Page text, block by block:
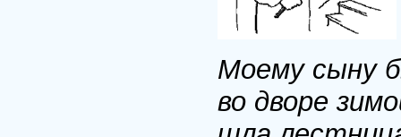
Моему сыну
во дворе